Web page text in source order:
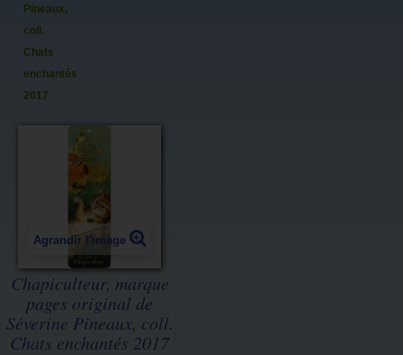
Pineaux,
coll.
Chats
enchantés
2017
Agrandir l'image
Chapiculteur, marque
pages original de
Séverine Pineaux, coll.
Chats enchantés 2017